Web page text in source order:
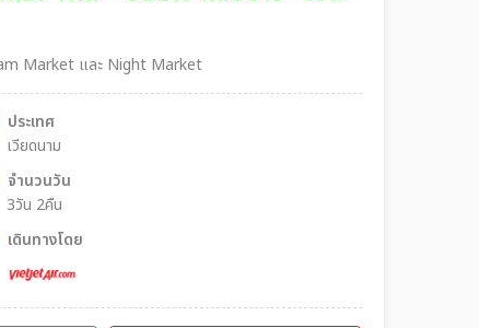
Market และ Night Market
ประเทศ
เวียดนาม
จำนวนวัน
3วัน 2คืน
เดินทางโดย